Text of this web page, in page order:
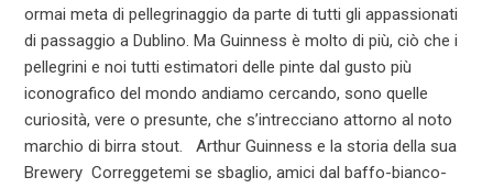
ormai meta di pellegrinaggio da parte di tutti gli appassionati
di passaggio a Dublino. Ma Guinness è molto di più, ciò che i
pellegrini e noi tutti estimatori delle pinte dal gusto più
iconografico del mondo andiamo cercando, sono quelle
curiosità, vere o presunte, che s’intrecciano attorno al noto
marchio di birra stout. Arthur Guinness e la storia della sua
Brewery Correggetemi se sbaglio, amici dal baffo-bianco-